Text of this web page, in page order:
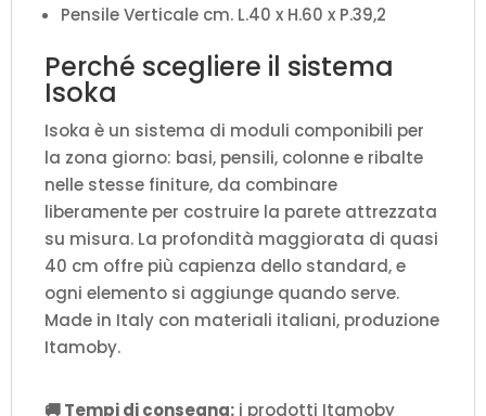
Pensile Verticale cm. L.40 x H.60 x P.39,2
Perché scegliere il sistema
Isoka
Isoka è un sistema di moduli componibili per
la zona giorno: basi, pensili, colonne e ribalte
nelle stesse finiture, da combinare
liberamente per costruire la parete attrezzata
su misura. La profondità maggiorata di quasi
40 cm offre più capienza dello standard, e
ogni elemento si aggiunge quando serve.
Made in Italy con materiali italiani, produzione
Itamoby.
🚚 Tempi di consegna: i prodotti Itamoby